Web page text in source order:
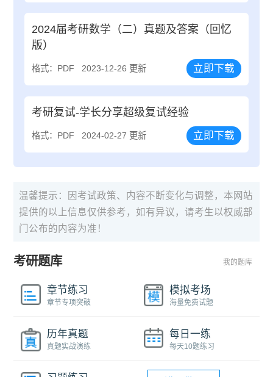
2024届考研数学（二）真题及答案（回忆
版）
格式：PDF 2023-12-26 更新 立即下载
考研复试-学长分享超级复试经验
格式：PDF 2024-02-27 更新 立即下载
温馨提示：因考试政策、内容不断变化与调整，本网站
提供的以上信息仅供参考，如有异议，请考生以权威部
门公布的内容为准！
考研题库 我的题库
章节练习
章节专项突破
模拟考场
海量免费试题
历年真题
真题实战演练
每日一练
每天10题练习